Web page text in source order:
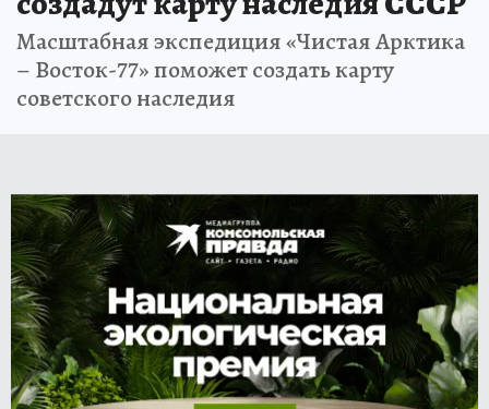
Масштабная экспедиция «Чистая Арктика
– Восток-77» поможет создать карту
советского наследия